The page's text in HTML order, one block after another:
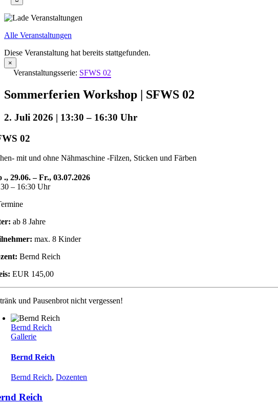
Alle Veranstaltungen
Diese Veranstaltung hat bereits stattgefunden.
×
Veranstaltungsserie: SFWS 02
Sommerferien Workshop | SFWS 02
2. Juli 2026 | 13:30 – 16:30
02
mit und ohne Nähmaschine -Filzen, Sticken und Färben
., 29.06. – Fr., 03.07.2026
– 16:30 Uhr
ab 8 Jahre
max. 8 Kinder
Bernd Reich
EUR 145,00
und Pausenbrot nicht vergessen!
Bernd Reich
Gallerie
Bernd Reich
Bernd Reich,Dozenten
Reich